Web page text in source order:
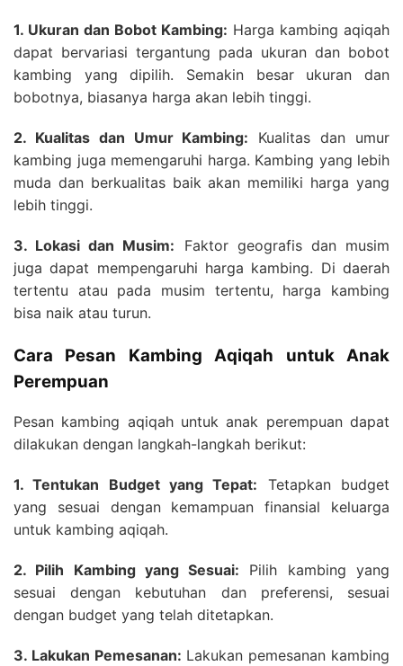
1. Ukuran dan Bobot Kambing: Harga kambing aqiqah
dapat bervariasi tergantung pada ukuran dan bobot
kambing yang dipilih. Semakin besar ukuran dan
bobotnya, biasanya harga akan lebih tinggi.
2. Kualitas dan Umur Kambing: Kualitas dan umur
kambing juga memengaruhi harga. Kambing yang lebih
muda dan berkualitas baik akan memiliki harga yang
lebih tinggi.
3. Lokasi dan Musim: Faktor geografis dan musim
juga dapat mempengaruhi harga kambing. Di daerah
tertentu atau pada musim tertentu, harga kambing
bisa naik atau turun.
Cara Pesan Kambing Aqiqah untuk Anak
Perempuan
Pesan kambing aqiqah untuk anak perempuan dapat
dilakukan dengan langkah-langkah berikut:
1. Tentukan Budget yang Tepat: Tetapkan budget
yang sesuai dengan kemampuan finansial keluarga
untuk kambing aqiqah.
2. Pilih Kambing yang Sesuai: Pilih kambing yang
sesuai dengan kebutuhan dan preferensi, sesuai
dengan budget yang telah ditetapkan.
3. Lakukan Pemesanan: Lakukan pemesanan kambing